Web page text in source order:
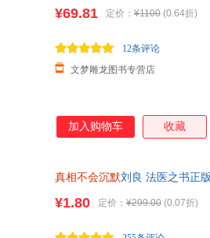
¥69.81 定价： ¥1100 (0.64折)
文梦雕龙图书专营店
12条评论
加入购物车 收藏
真相不会沉默刘良 法医之书正
¥1.80 定价： ¥299.00 (0.07折)